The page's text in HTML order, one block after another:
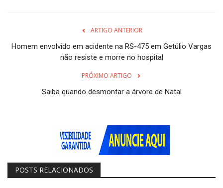
ARTIGO ANTERIOR
Homem envolvido em acidente na RS-475 em Getúlio Vargas
não resiste e morre no hospital
PRÓXIMO ARTIGO
Saiba quando desmontar a árvore de Natal
POSTS RELACIONADOS